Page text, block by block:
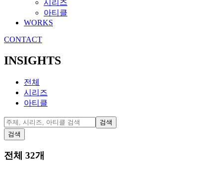
시리즈
아티클
WORKS
CONTACT
INSIGHTS
전체
시리즈
아티클
검색
검색
전체 32개